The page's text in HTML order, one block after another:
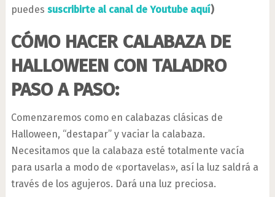
puedes suscribirte al canal de Youtube aquí)
CÓMO HACER CALABAZA DE
HALLOWEEN CON TALADRO
PASO A PASO:
Comenzaremos como en calabazas clásicas de
Halloween, “destapar” y vaciar la calabaza.
Necesitamos que la calabaza esté totalmente vacía
para usarla a modo de «portavelas», así la luz saldrá a
través de los agujeros. Dará una luz preciosa.